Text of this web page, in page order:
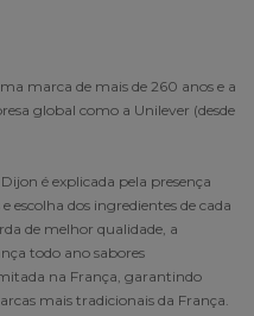
marca de mais de 260 anos e a
global como a Unilever (desde
é explicada pela presença
escolha dos ingredientes de cada
de melhor qualidade, a
todo ano sabores
na França, garantindo
mais tradicionais da França.